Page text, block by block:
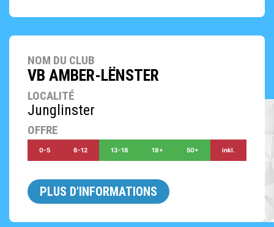
NOM DU CLUB
VB AMBER-LËNSTER
LOCALITÉ
Junglinster
OFFRE
0-5 6-12 13-18 18+ 50+ inkl.
PLUS D'INFORMATIONS